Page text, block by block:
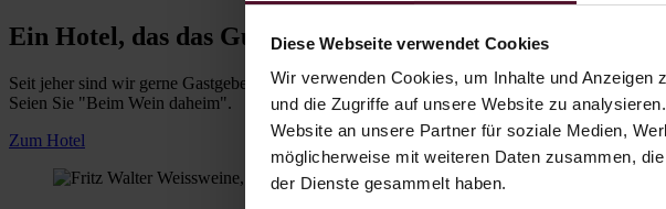
Diese Webseite verwendet Cookies
Wir verwenden Cookies, um Inhalte und
und die Zugriffe auf unsere Website zu
Website an unsere Partner für soziale Medien,
möglicherweise mit weiteren Daten zusammen,
der Dienste gesammelt haben.
Ein Hotel, das das Gute feiert
Seit jeher sind wir gerne Gastgeber. In unserem WeinHotel können Sie die pfälzische
Seien Sie "Beim Wein daheim".
Zum Hotel